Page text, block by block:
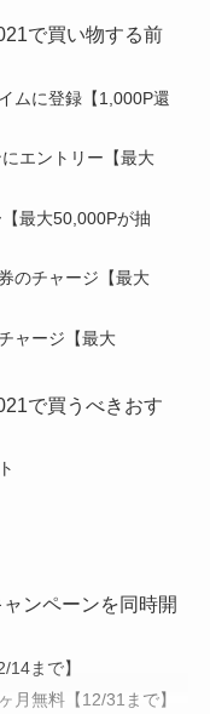
で買い物する前
ムに登録【1,000P還
エントリー【最大
最大50,000Pが抽
のチャージ【最大
ャージ【最大
で買うべきおす
ンペーンを同時開
まで】
月無料【12/31まで】